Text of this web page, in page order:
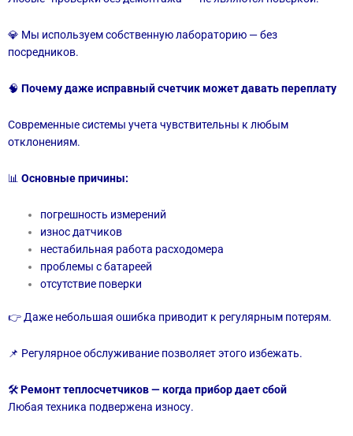
💎 Мы используем собственную лабораторию — без
посредников.
🧠 Почему даже исправный счетчик может давать переплату
Современные системы учета чувствительны к любым
отклонениям.
📊 Основные причины:
погрешность измерений
износ датчиков
нестабильная работа расходомера
проблемы с батареей
отсутствие поверки
👉 Даже небольшая ошибка приводит к регулярным потерям.
📌 Регулярное обслуживание позволяет этого избежать.
🛠Ремонт теплосчетчиков — когда прибор дает сбой
Любая техника подвержена износу.